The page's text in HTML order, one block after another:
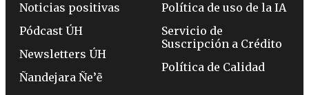
Noticias positivas
Pódcast ÚH
Newsletters ÚH
Ñandejara Ñe’ẽ
Política de uso de la IA
Servicio de
Suscripción a Crédito
Política de Calidad